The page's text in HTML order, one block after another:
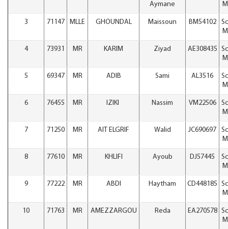
Aymane
3 71147 MLLE GHOUNDAL Maissoun BM54102
4 73931 MR KARIM Ziyad AE308435
5 69347 MR ADIB Sami AL3516
6 76455 MR IZIKI Nassim VM22506
7 71250 MR AIT ELGRIF Walid JC690697
8 77610 MR KHLIFI Ayoub DJ57445
9 77222 MR ABDI Haytham CD448185
10 71763 MR AMEZZARGOU Reda EA270578